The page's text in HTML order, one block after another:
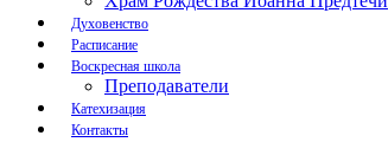
Духовенство
Расписание
Воскресная школа
Преподаватели
Катехизация
Контакты